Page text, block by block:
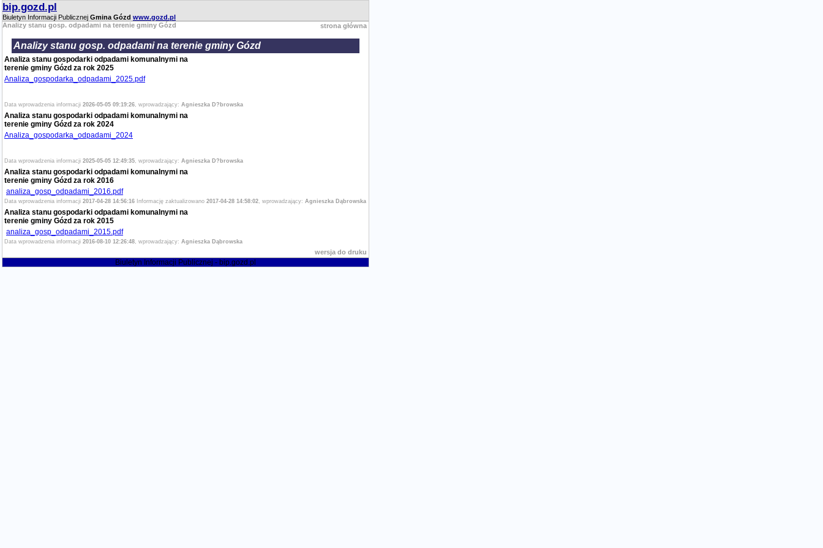
bip.gozd.pl
Biuletyn Informacji Publicznej Gmina Gózd www.gozd.pl
Analizy stanu gosp. odpadami na terenie gminy Gózd
strona główna
Analizy stanu gosp. odpadami na terenie gminy Gózd
Analiza stanu gospodarki odpadami komunalnymi na
terenie gminy Gózd za rok 2025
Analiza_gospodarka_odpadami_2025.pdf
Data wprowadzenia informacji 2026-05-05 09:19:26, wprowadzający: Agnieszka D?browska
Analiza stanu gospodarki odpadami komunalnymi na
terenie gminy Gózd za rok 2024
Analiza_gospodarka_odpadami_2024
Data wprowadzenia informacji 2025-05-05 12:49:35, wprowadzający: Agnieszka D?browska
Analiza stanu gospodarki odpadami komunalnymi na
terenie gminy Gózd za rok 2016
analiza_gosp_odpadami_2016.pdf
Data wprowadzenia informacji 2017-04-28 14:56:16 Informację zaktualizowano 2017-04-28 14:58:02, wprowadzający: Agnieszka Dąbrowska
Analiza stanu gospodarki odpadami komunalnymi na
terenie gminy Gózd za rok 2015
analiza_gosp_odpadami_2015.pdf
Data wprowadzenia informacji 2016-08-10 12:26:48, wprowadzający: Agnieszka Dąbrowska
wersja do druku
Biuletyn Informacji Publicznej - bip.gozd.pl